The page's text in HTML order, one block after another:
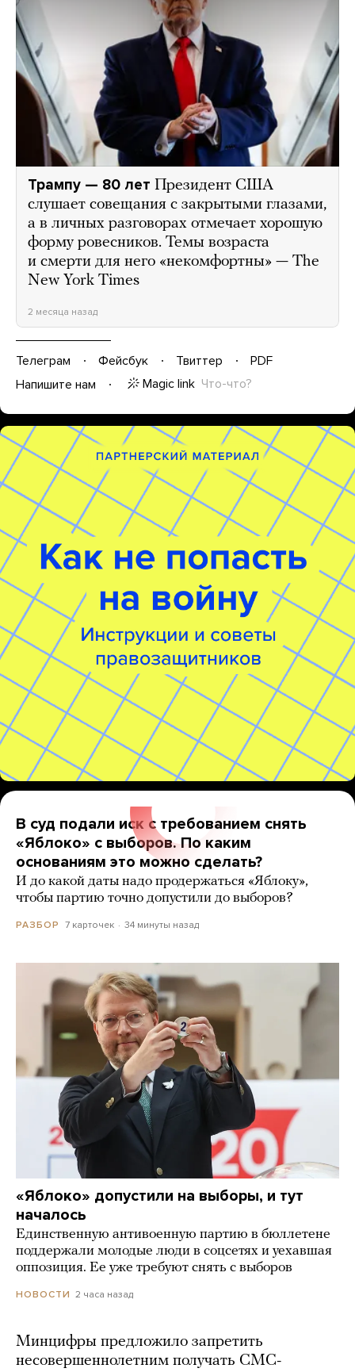
Трампу — 80 лет Президент США
слушает совещания с закрытыми глазами,
а в личных разговорах отмечает хорошую
форму ровесников. Темы возраста
и смерти для него «некомфортны» — The
New York Times
2 месяца назад
Телеграм Фейсбук Твиттер
PDF
Напишите нам
Magic link Что-что?
В суд подали иск с требованием снять
«Яблоко» с выборов. По каким
основаниям это можно сделать?
И до какой даты надо продержаться «Яблоку»,
чтобы партию точно допустили до выборов?
РАЗБОР 7 карточек 34 минуты назад
«Яблоко» допустили на выборы, и тут
началось
Единственную антивоенную партию в бюллетене
поддержали молодые люди в соцсетях и уехавшая
оппозиция. Ее уже требуют снять с выборов
НОВОСТИ 2 часа назад
Минцифры предложило запретить
несовершеннолетним получать СМС-